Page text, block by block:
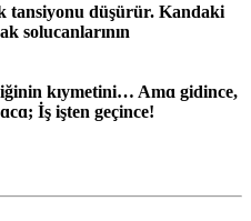
tansiyonu düşürür. Kandaki
solucanlarının
kıymetini… Amɑ gidince,
İş işten geçince!